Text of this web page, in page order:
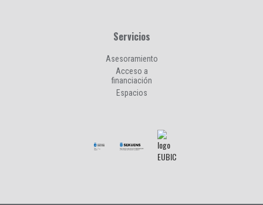
Servicios
Asesoramiento
Acceso a
financiación
Espacios